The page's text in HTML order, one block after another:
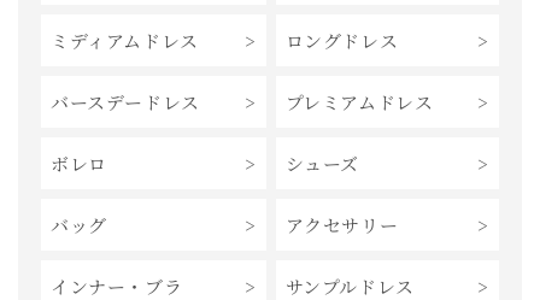
ミディアムドレス ロングドレス
バースデードレス プレミアムドレス
ボレロ シューズ
バッグ アクセサリー
インナー・ブラ サンプルドレス